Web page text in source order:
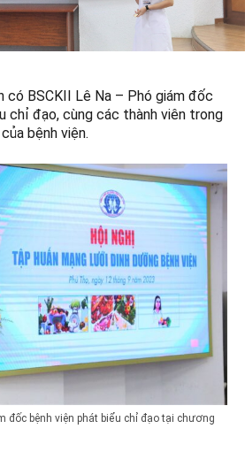
có BSCKII Lê Na – Phó giám đốc
chỉ đạo, cùng các thành viên trong
của bệnh viện.
đốc bệnh viện phát biểu chỉ đạo tại chương